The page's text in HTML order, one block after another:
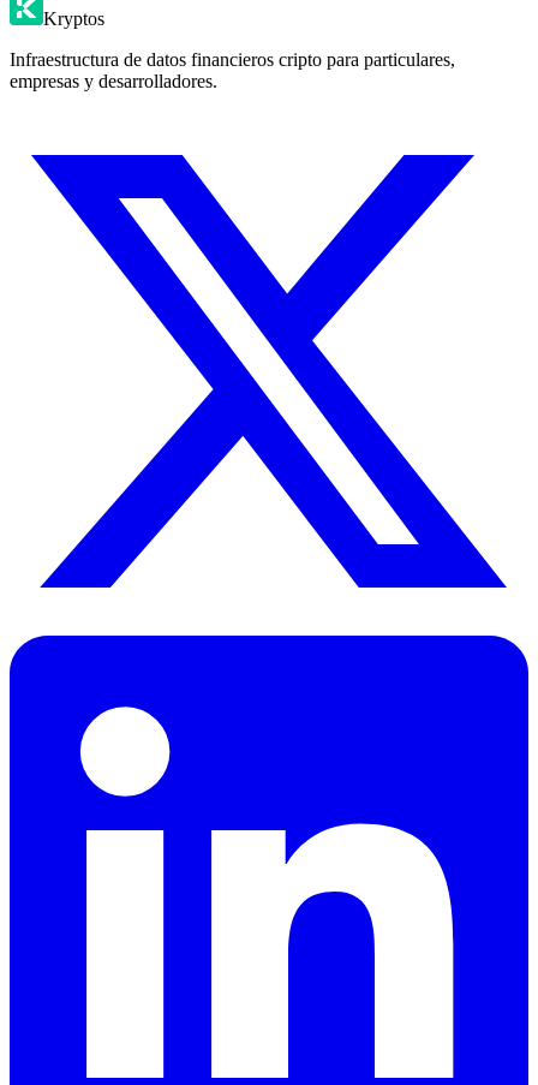
Kryptos
Infraestructura de datos financieros cripto para particulares,
empresas y desarrolladores.